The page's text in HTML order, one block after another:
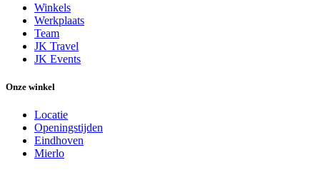
Winkels
Werkplaats
Team
JK Travel
JK Events
Onze winkel
Locatie
Openingstijden
Eindhoven
Mierlo